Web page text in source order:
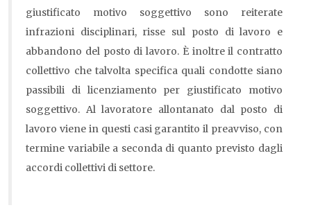
giustificato motivo soggettivo sono reiterate
infrazioni disciplinari, risse sul posto di lavoro e
abbandono del posto di lavoro. È inoltre il contratto
collettivo che talvolta specifica quali condotte siano
passibili di licenziamento per giustificato motivo
soggettivo. Al lavoratore allontanato dal posto di
lavoro viene in questi casi garantito il preavviso, con
termine variabile a seconda di quanto previsto dagli
accordi collettivi di settore.